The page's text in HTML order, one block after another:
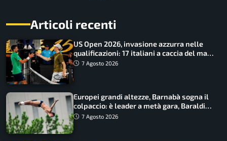
Articoli recenti
US Open 2026, invasione azzurra nelle
qualificazioni: 17 italiani a caccia del main
draw7 Agosto 2026
Europei grandi altezze, Barnabà sogna il
colpaccio: è leader a metà gara, Baraldi
ancora in corsa
7 Agosto 2026